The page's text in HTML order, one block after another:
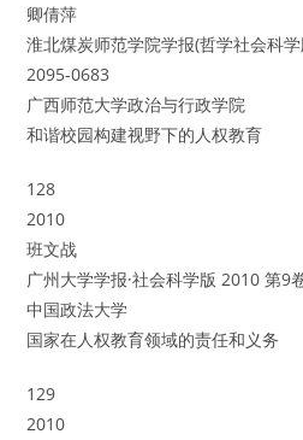
卿倩萍
淮北煤炭师范学院学报(哲学社会科
2095-0683
广西师范大学政治与行政学院
和谐校园构建视野下的人权教育
128
2010
班文战
广州大学学报·社会科学版 2010 第9
中国政法大学
国家在人权教育领域的责任和义务
129
2010